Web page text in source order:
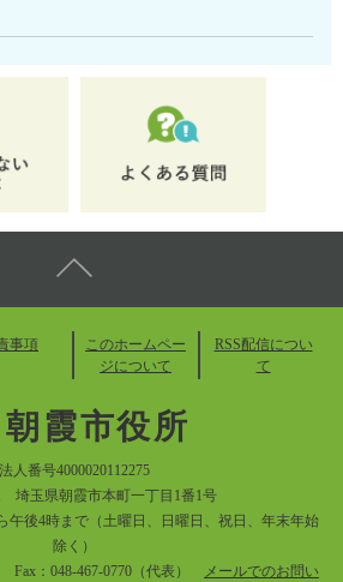
事項
このホームペー
ジについて
RSS配信につい
て
朝霞市役所
法人番号4000020112275
埼玉県朝霞市本町一丁目1番1号
午後4時まで（土曜日、日曜日、祝日、年末年始
除く）
Fax：048-467-0770（代表）
メールでのお問い